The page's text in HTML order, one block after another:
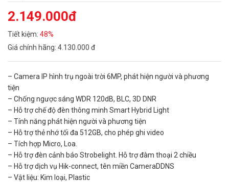
2.149.000đ
Tiết kiệm: 48%
Giá chính hãng: 4.130.000 đ
– Camera IP hình trụ ngoài trời 6MP, phát hiện người và phương
tiện
– Chống ngược sáng WDR 120dB, BLC, 3D DNR
– Hỗ trợ chế độ đèn thông minh Smart Hybrid Light
– Tính năng phát hiện người và phương tiện
– Hỗ trợ thẻ nhớ tối đa 512GB, cho phép ghi video
– Tích hợp Micro, Loa.
– Hỗ trợ đèn cảnh báo Strobelight. Hỗ trợ đàm thoại 2 chiều
– Hỗ trợ dịch vụ Hik-connect, tên miền CameraDDNS
– Vật liệu: Kim loại, Plastic